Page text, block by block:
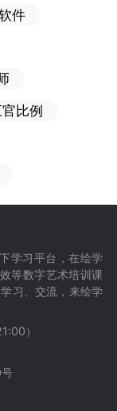
件
比例
学习平台，在绘学
等数字艺术培训课
习、交流，来绘学
）